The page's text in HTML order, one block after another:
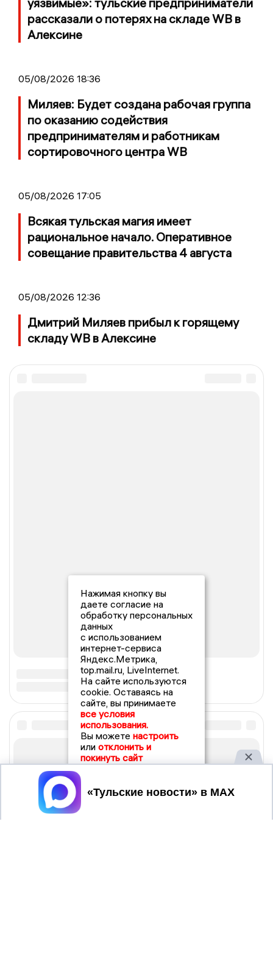
рассказали о потерях на складе WB в
Алексине
05/08/2026 18:36
Миляев: Будет создана рабочая группа
по оказанию содействия
предпринимателям и работникам
сортировочного центра WB
05/08/2026 17:05
Всякая тульская магия имеет
рациональное начало. Оперативное
совещание правительства 4 августа
05/08/2026 12:36
Дмитрий Миляев прибыл к горящему
складу WB в Алексине
Нажимая кнопку вы
даете согласие на
обработку персональных
данных
с использованием
интернет-сервиса
Яндекс.Метрика,
top.mail.ru, LiveInternet.
На сайте используются
cookie. Оставаясь на
сайте, вы принимаете
все условия
использования.
Вы можете настроить
или отклонить и
покинуть сайт
Принять